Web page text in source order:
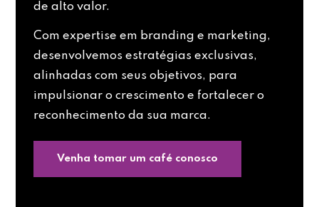
de alto valor.
Com expertise em branding e marketing,
desenvolvemos estratégias exclusivas,
alinhadas com seus objetivos, para
impulsionar o crescimento e fortalecer o
reconhecimento da sua marca.
Venha tomar um café conosco